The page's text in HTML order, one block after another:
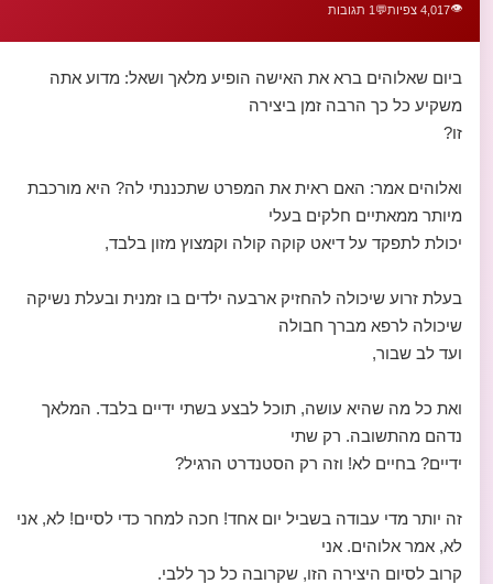
👁️4,017 צפיות 💬 1 תגובות
ביום שאלוהים ברא את האישה הופיע מלאך ושאל: מדוע אתה
משקיע כל כך הרבה זמן ביצירה
זו?
ואלוהים אמר: האם ראית את המפרט שתכננתי לה? היא מורכבת
מיותר ממאתיים חלקים בעלי
יכולת לתפקד על דיאט קוקה קולה וקמצוץ מזון בלבד,
בעלת זרוע שיכולה להחזיק ארבעה ילדים בו זמנית ובעלת נשיקה
שיכולה לרפא מברך חבולה
ועד לב שבור,
ואת כל מה שהיא עושה, תוכל לבצע בשתי ידיים בלבד. המלאך
נדהם מהתשובה. רק שתי
ידיים? בחיים לא! וזה רק הסטנדרט הרגיל?
זה יותר מדי עבודה בשביל יום אחד! חכה למחר כדי לסיים! לא, אני
לא, אמר אלוהים. אני
קרוב לסיום היצירה הזו, שקרובה כל כך ללבי.